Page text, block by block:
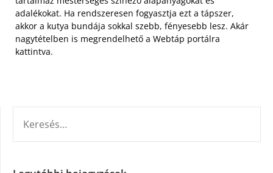
adalékokat. Ha rendszeresen fogyasztja ezt a tápszer,
akkor a kutya bundája sokkal szebb, fényesebb lesz. Akár
nagytételben is megrendelhető a Webtáp portálra
kattintva.